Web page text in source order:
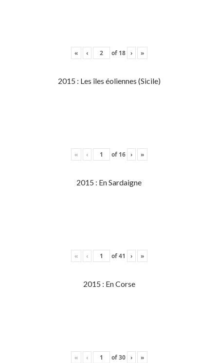
« ‹ of 18 › »
2015 : Les îles éoliennes (Sicile)
« ‹ of 16 › »
2015 : En Sardaigne
« ‹ of41 › »
2015 : En Corse
« ‹ of30 › »